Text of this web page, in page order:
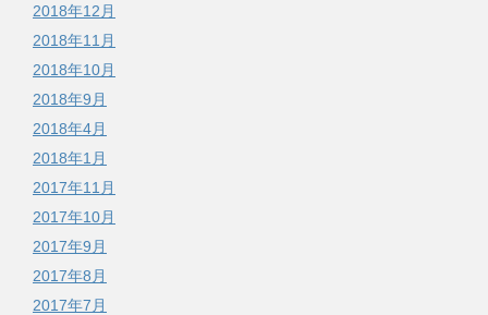
2018年12月
2018年11月
2018年10月
2018年9月
2018年4月
2018年1月
2017年11月
2017年10月
2017年9月
2017年8月
2017年7月